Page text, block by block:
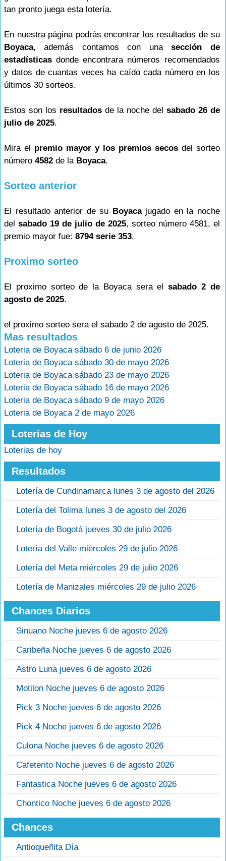
tan pronto juega esta lotería.
En nuestra página podrás encontrar los resultados de su
Boyaca, además contamos con unasección de
estadísticas donde encontrara números recomendados
y datos de cuantas veces ha caído cada número en los
últimos 30 sorteos.
Estos son los resultadosde la noche del sabado 26 de
julio de 2025.
Mira el premio mayor y los premios secosdel sorteo
número 4582 de la Boyaca.
Sorteo anterior
El resultado anterior de su Boyacajugado en la noche
del sabado 19 de julio de 2025, sorteo número 4581, el
premio mayor fue: 8794 serie 353.
Proximo sorteo
El proximo sorteo de la Boyaca sera elsabado 2 de
agosto de 2025.
el proximo sorteo sera el sabado 2 de agosto de 2025.
Mas resultados
Loteria de Boyaca sábado 6 de junio 2026
Loteria de Boyaca sábado 30 de mayo 2026
Loteria de Boyaca sábado 23 de mayo 2026
Loteria de Boyaca sábado 16 de mayo 2026
Loteria de Boyaca sábado 9 de mayo 2026
Loteria de Boyaca 2 de mayo 2026
Loterias de Hoy
Loterias de hoy
Resultados
Lotería de Cundinamarca lunes 3 de agosto del 2026
Lotería del Tolima lunes 3 de agosto del 2026
Lotería de Bogotá jueves 30 de julio 2026
Lotería del Valle miércoles 29 de julio 2026
Lotería del Meta miércoles 29 de julio 2026
Lotería de Manizales miércoles 29 de julio 2026
Chances Diarios
Sinuano Noche jueves 6 de agosto 2026
Caribeña Noche jueves 6 de agosto 2026
Astro Luna jueves 6 de agosto 2026
Motilon Noche jueves 6 de agosto 2026
Pick 3 Noche jueves 6 de agosto 2026
Pick 4 Noche jueves 6 de agosto 2026
Culona Noche jueves 6 de agosto 2026
Cafeterito Noche jueves 6 de agosto 2026
Fantastica Noche jueves 6 de agosto 2026
Chontico Noche jueves 6 de agosto 2026
Chances
Antioqueñita Día